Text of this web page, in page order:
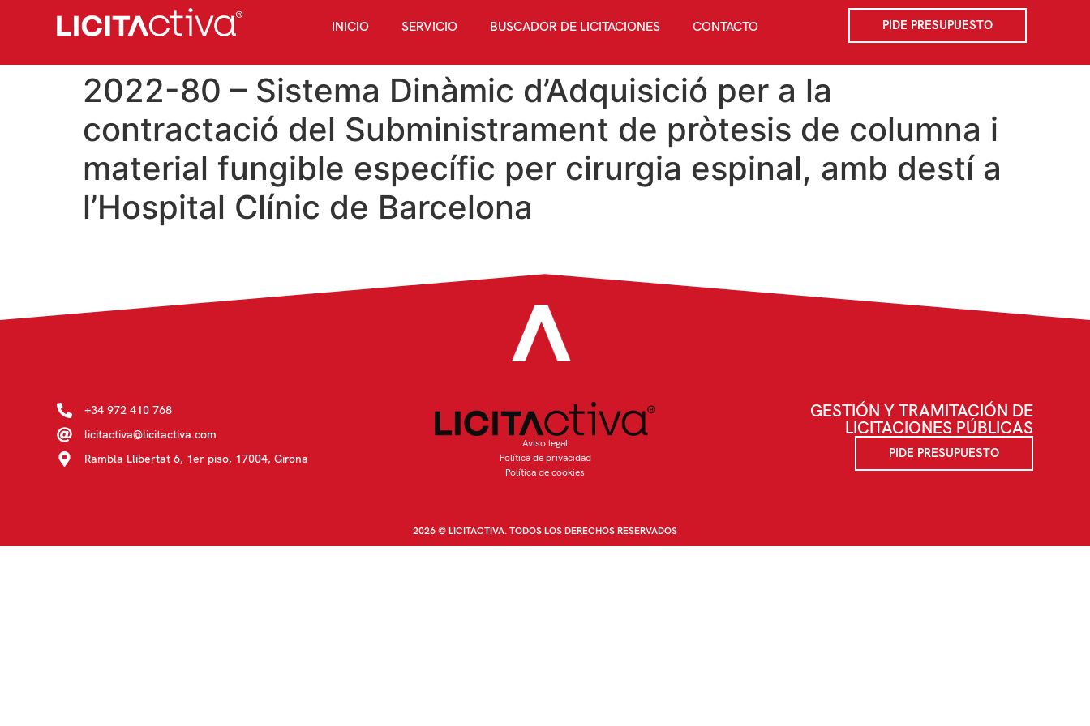
INICIO SERVICIO BUSCADOR DE LICITACIONES CONTACTO PIDE PRESUPUESTO
2022-80 – Sistema Dinàmic d’Adquisició per a la
contractació del Subministrament de pròtesis de columna i
material fungible específic per cirurgia espinal, amb destí a
l’Hospital Clínic de Barcelona
+34 972 410 768
licitactiva@licitactiva.com
Rambla Llibertat 6, 1er piso, 17004, Girona
Aviso legal
Política de privacidad
Política de cookies
GESTIÓN Y TRAMITACIÓN DE
LICITACIONES PÚBLICAS
PIDE PRESUPUESTO
2026 © LICITACTIVA. TODOS LOS DERECHOS RESERVADOS